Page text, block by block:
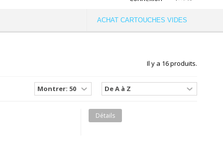
ACHAT CARTOUCHES VIDES
Il y a 16 produits.
Détails